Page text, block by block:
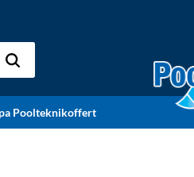
Poolteknikoffert